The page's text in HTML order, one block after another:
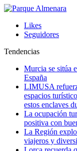
Likes
Seguidores
Tendencias
Murcia se sitúa
España
LIMUSA
espacios
estos enclaves
La ocupación
positiva con
La Región
viajeros y